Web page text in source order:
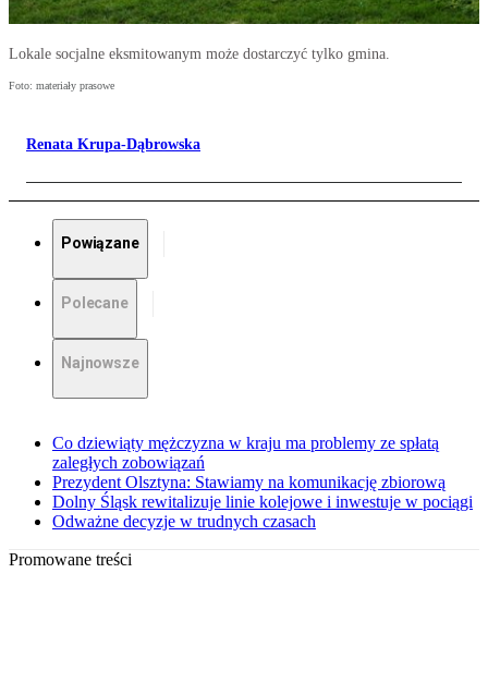
Lokale socjalne eksmitowanym może dostarczyć tylko gmina.
Foto: materiały prasowe
Renata Krupa-Dąbrowska
Powiązane
Polecane
Najnowsze
Co dziewiąty mężczyzna w kraju ma problemy ze spłatą
zaległych zobowiązań
Prezydent Olsztyna: Stawiamy na komunikację zbiorową
Dolny Śląsk rewitalizuje linie kolejowe i inwestuje w pociągi
Odważne decyzje w trudnych czasach
Promowane treści